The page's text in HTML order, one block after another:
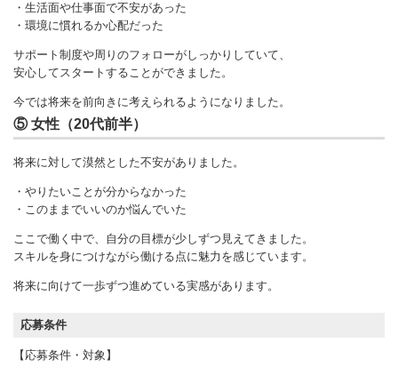
・生活面や仕事面で不安があった
・環境に慣れるか心配だった
サポート制度や周りのフォローがしっかりしていて、
安心してスタートすることができました。
今では将来を前向きに考えられるようになりました。
⑤ 女性（20代前半）
将来に対して漠然とした不安がありました。
・やりたいことが分からなかった
・このままでいいのか悩んでいた
ここで働く中で、自分の目標が少しずつ見えてきました。
スキルを身につけながら働ける点に魅力を感じています。
将来に向けて一歩ずつ進めている実感があります。
応募条件
【応募条件・対象】